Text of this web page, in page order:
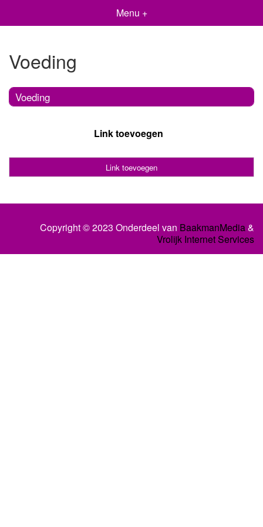
Menu +
Voeding
Voeding
Link toevoegen
Link toevoegen
Copyright © 2023 Onderdeel van BaakmanMedia&
Vrolijk Internet Services